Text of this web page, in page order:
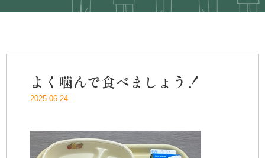
よく噛んで食べましょう！
2025.06.24